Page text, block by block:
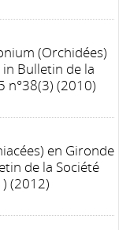
(Orchidées)
in Bulletin de la
n°38(3) (2010)
en Gironde
de la Société
(2012)